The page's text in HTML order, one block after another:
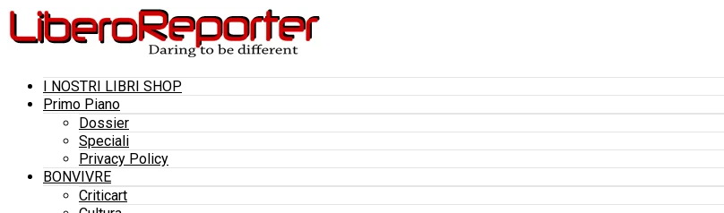
I NOSTRI LIBRI SHOP
Primo Piano
Dossier
Speciali
Privacy Policy
BONVIVRE
Criticart